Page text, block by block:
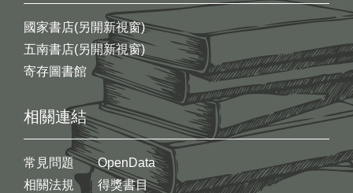
國家書店(另開新視窗)
五南書店(另開新視窗)
寄存圖書館
相關連結
常見問題
相關法規
OpenData
得獎書目